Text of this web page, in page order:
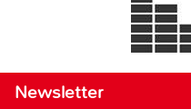
Newsletter